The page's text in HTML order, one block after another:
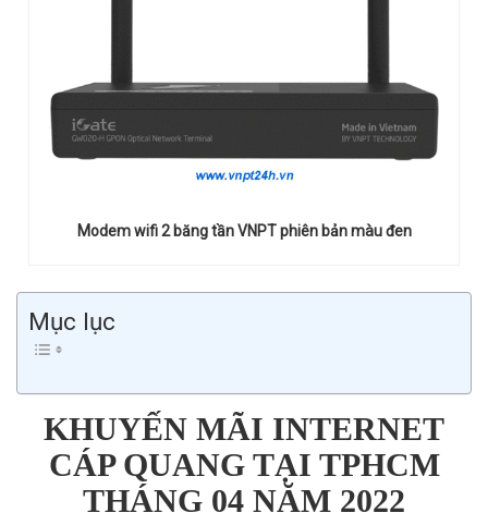
Modem wifi 2 băng tần VNPT phiên bản màu đen
Mục lục
KHUYẾN MÃI INTERNET
CÁP QUANG TẠI TPHCM
THÁNG 04 NĂM 2022